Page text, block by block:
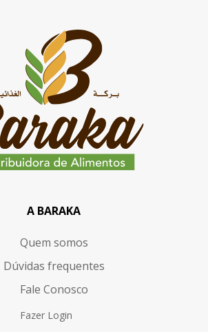
A BARAKA
Quem somos
Dúvidas frequentes
Fale Conosco
Fazer Login